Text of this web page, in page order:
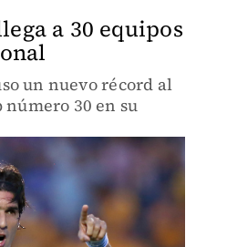
a 30 equipos
un nuevo récord al
30 en su